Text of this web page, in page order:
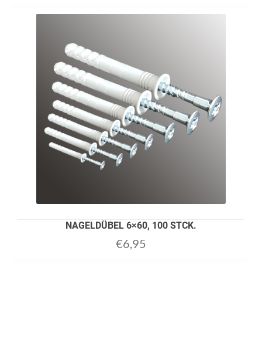
NAGELDÜBEL 6×60, 100 STCK.
€6,95